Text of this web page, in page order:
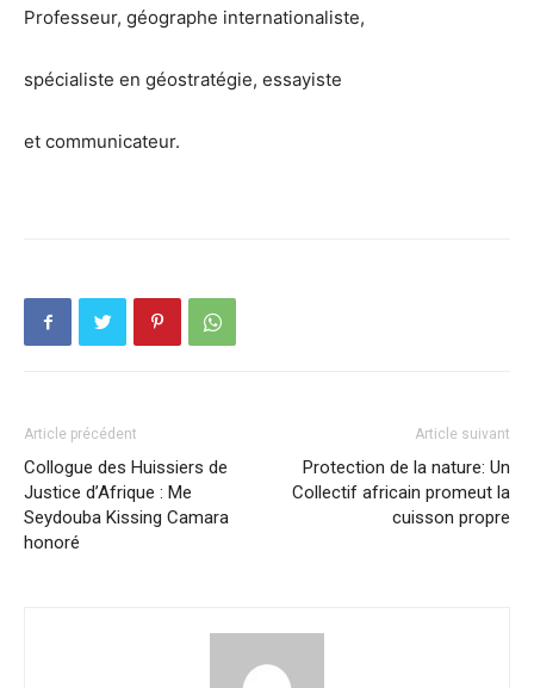
Professeur, géographe internationaliste,
spécialiste en géostratégie, essayiste
et communicateur.
Article précédent
Collogue des Huissiers de
Justice d’Afrique : Me
Seydouba Kissing Camara
honoré
Article suivant
Protection de la nature: Un
Collectif africain promeut la
cuisson propre